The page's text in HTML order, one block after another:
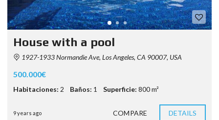
House with a pool
1927-1933 Normandie Ave, Los Angeles, CA 90007, USA
500.000€
Habitaciones: 2 Baños: 1 Superficie: 800 m²
9 years ago COMPARE DETAILS